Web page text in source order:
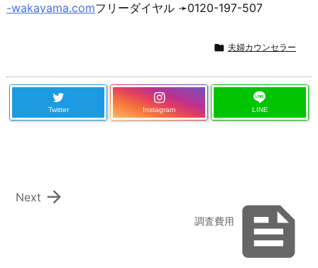
-wakayama.comフリーダイヤル ➛0120-197-507
 夫婦カウンセラー
Twitter Instagram LINE

調査費用

Next